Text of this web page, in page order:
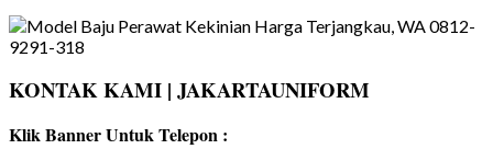
KONTAK KAMI | JAKARTAUNIFORM
Klik Banner Untuk Telepon :